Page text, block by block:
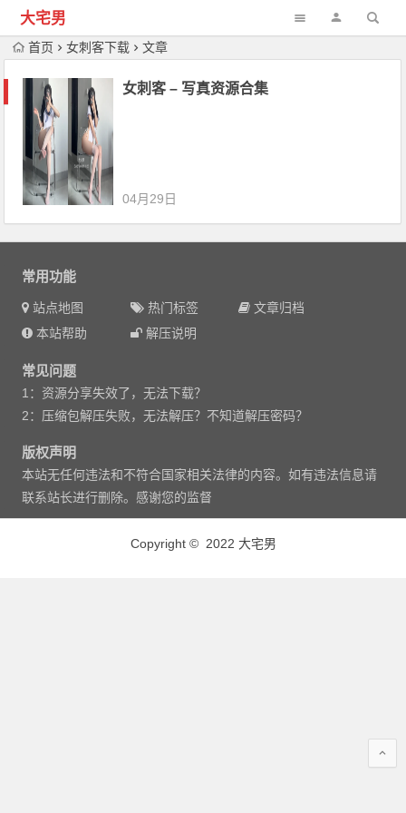
大宅男
首页 女刺客下载 文章
女刺客 – 写真资源合集
04月29日
常用功能
站点地图 热门标签
文章归档
本站帮助
解压说明
常见问题
1：资源分享失效了，无法下载？
2：压缩包解压失败，无法解压？不知道解压密码？
版权声明
本站无任何违法和不符合国家相关法律的内容。如有违法信息请
联系站长进行删除。感谢您的监督
Copyright © 2022 大宅男